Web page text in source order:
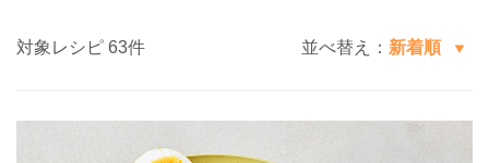
対象レシピ 63件 並べ替え： 新着順